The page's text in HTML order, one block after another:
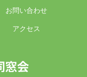
お問い合わせ
アクセス